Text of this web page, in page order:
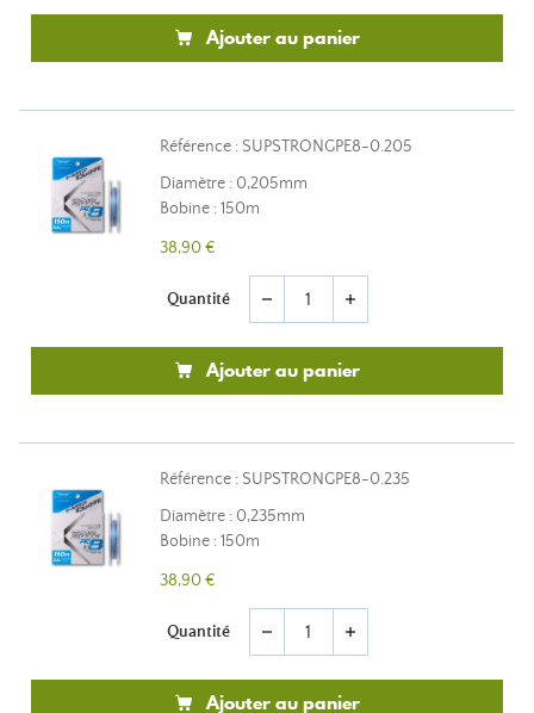
Ajouter au panier
Référence : SUPSTRONGPE8-0.205
Diamètre : 0,205mm
Bobine : 150m
38,90 €
Quantité remove add
Ajouter au panier
Référence : SUPSTRONGPE8-0.235
Diamètre : 0,235mm
Bobine : 150m
38,90 €
Quantité remove add
Ajouter au panier